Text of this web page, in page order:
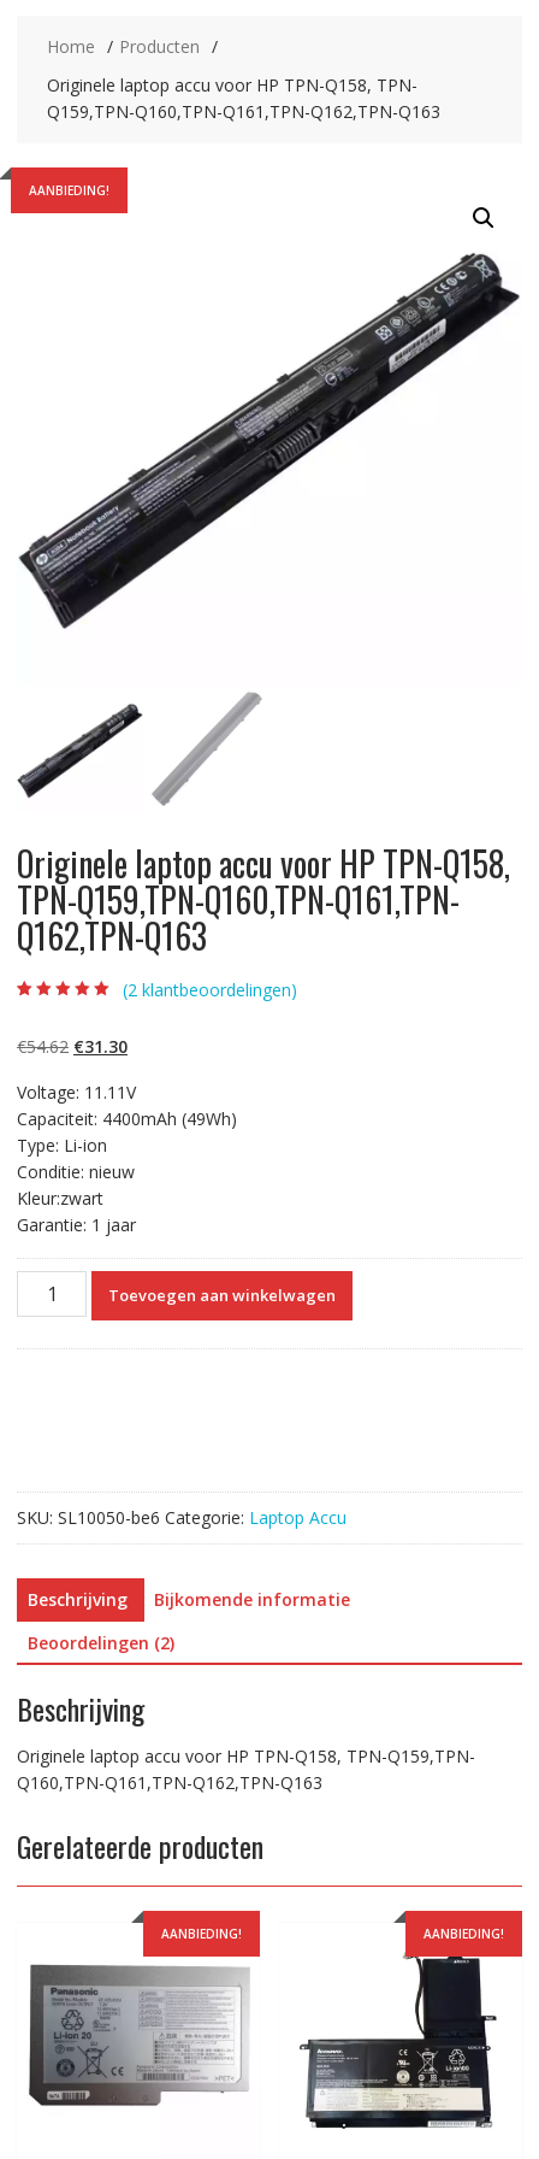
Home
Producten
Originele laptop accu voor HP TPN-Q158, TPN-
Q159,TPN-Q160,TPN-Q161,TPN-Q162,TPN-Q163
AANBIEDING!
Originele laptop accu voor HP TPN-Q158,
TPN-Q159,TPN-Q160,TPN-Q161,TPN-
Q162,TPN-Q163
gebaseerd op
klantbeoordelinge
(2 klantbeoordelingen)
€54.62 Oorspronkelijke
was:
€54.62.
€31.30Huidige
is:
€31.30.
Voltage: 11.11V
Capaciteit: 4400mAh (49Wh)
Type: Li-ion
Conditie: nieuw
Kleur:zwart
Garantie: 1 jaar
Originele
Q159,TPN-
Q160,TPN-
Q161,TPN-
Q162,TPN-
Q163
aantal
Toevoegen aan winkelwagen
SKU: SL10050-be6 Categorie: Laptop Accu
Beschrijving
Bijkomende informatie
Beoordelingen (2)
Beschrijving
Originele laptop accu voor HP TPN-Q158, TPN-Q159,TPN-
Q160,TPN-Q161,TPN-Q162,TPN-Q163
Gerelateerde producten
AANBIEDING! AANBIEDING!